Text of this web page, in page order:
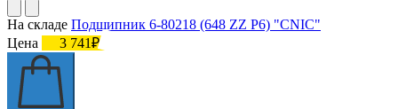
На складе Подшипник 6-80218 (648 ZZ P6) "CNIC"
Цена
3 741₽